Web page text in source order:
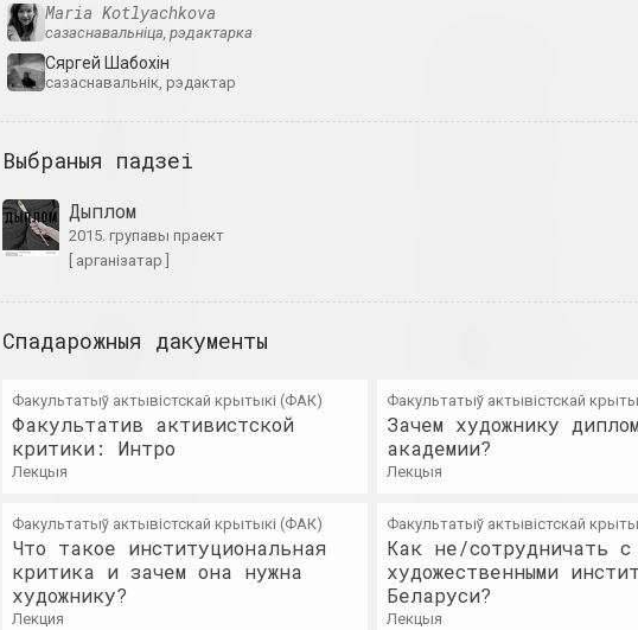
Леў Алімаў
мастак
дуэт
Юрый Алісевіч
мастак
Казімір Альхімовіч
мастак
Віктар Альшэўскі
мастак, выкладчык, куратар
Юзаф Аляшкевіч
мастак
мастачка,
Art Aktivist
Арт
штаб фестиваля
Maria Kotlyachkova
сазаснавальніца, рэдактарка
Сяргей Шабохін
сазаснавальнік, рэдактар
Выбраныя падзеі
Дыплом
2015. групавы праект
[ арганізатар ]
Спадарожныя дакументы
Факультатыў актывістскай крытыкі (ФАК)
Факультатив активистской
критики: Интро
лекцыя
Факультатыў актывістскай
Зачем художнику диплом
академии?
лекцыя
Факультатыў актывістскай крытыкі (ФАК)
Что такое институциональная
критика и зачем она нужна
художнику?
лекция
Факультатыў актывістскай
Как не/сотрудничать с
художественными
Беларуси?
лекцыя